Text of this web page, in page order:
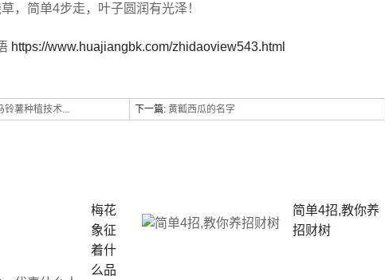
，简单4步走，叶子圆润有光泽！
https://www.huajiangbk.com/zhidaoview543.html
铃薯种植技术... 下一篇: 黄瓤西瓜的名字
梅花
象征
着什
么品
简单4招,教你养
招财树